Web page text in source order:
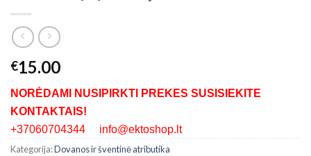
€15.00
NORĖDAMI NUSIPIRKTI PREKES SUSISIEKITE
KONTAKTAIS!
+37060704344 info@ektoshop.lt
Kategorija:Dovanos ir šventinė atributika